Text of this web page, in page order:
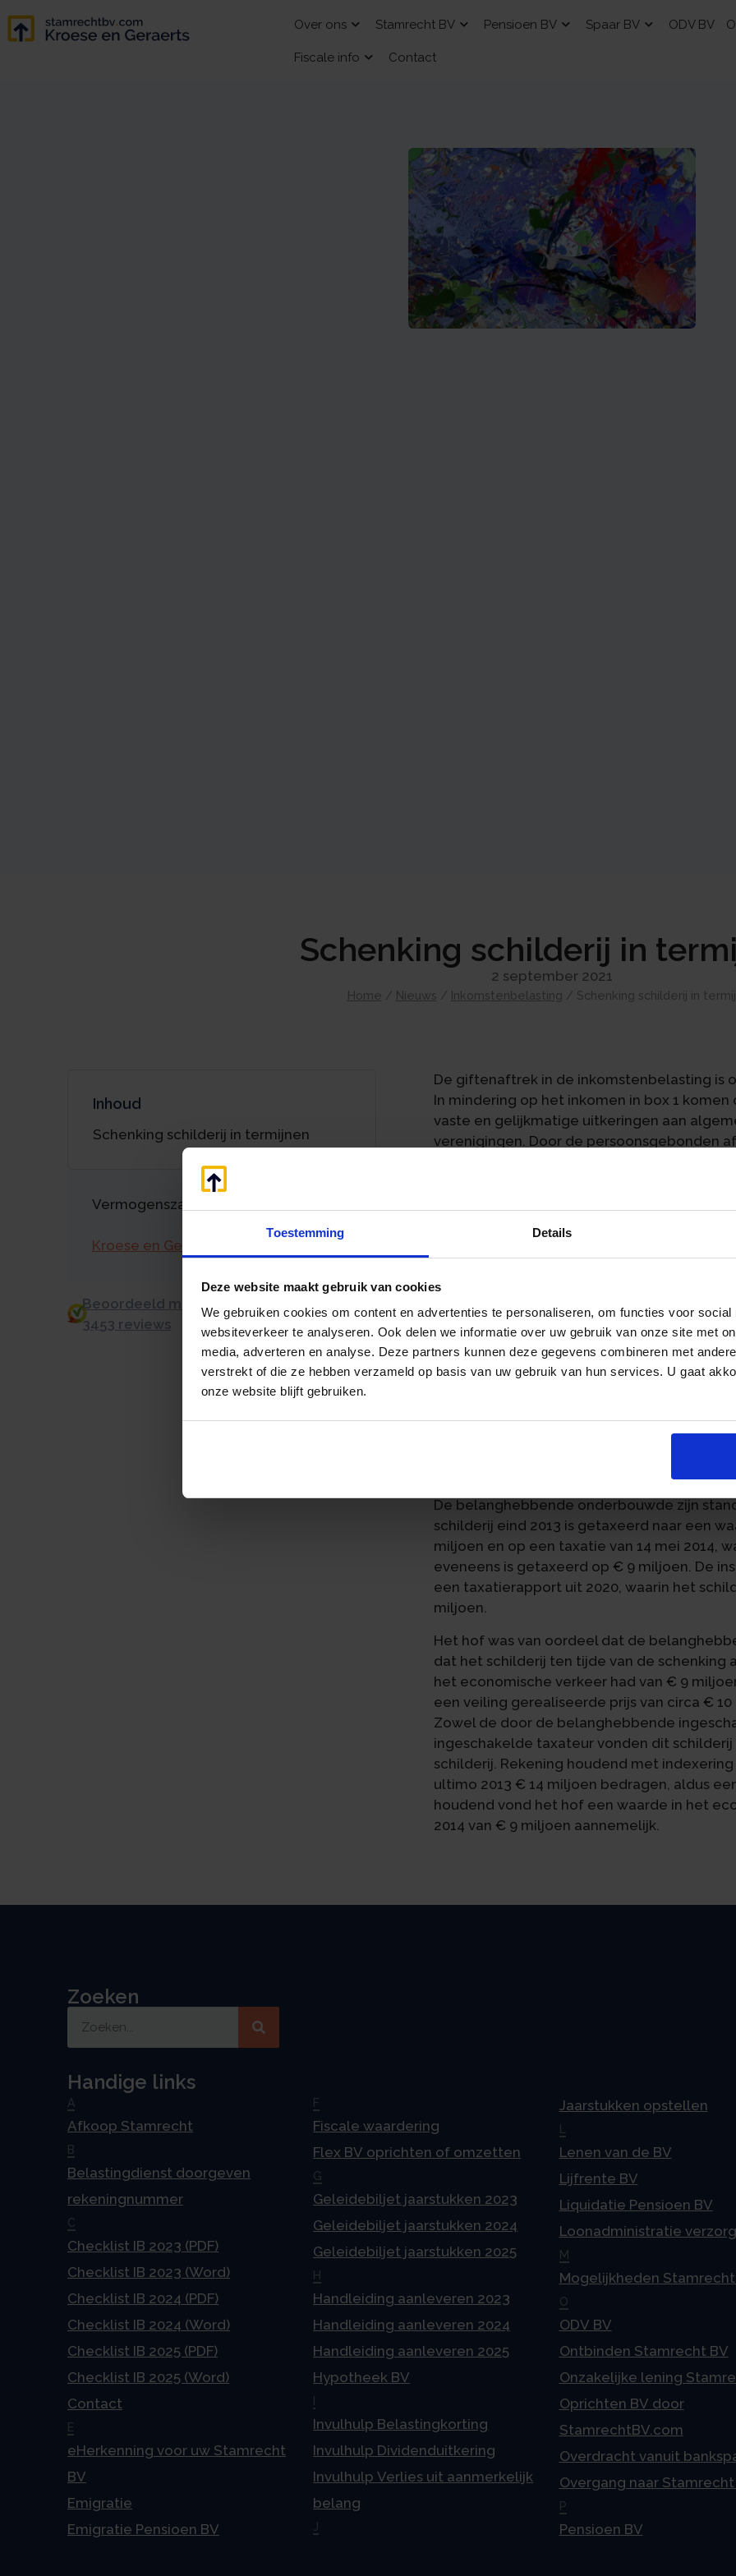
Toestemming Details
Deze website maakt gebruik van cookies
We gebruiken cookies om content en advertenties te personaliseren, om functies voor social
websiteverkeer te analyseren. Ook delen we informatie over uw gebruik van onze site met
media, adverteren en analyse. Deze partners kunnen deze gegevens combineren met
verstrekt of die ze hebben verzameld op basis van uw gebruik van hun services. U gaat
onze website blijft gebruiken.
Over ons Stamrecht BV Pensioen BV Spaar BV ODV BV
Fiscale info Contact
Schenking schilderij in
2 september 2021
Home / Nieuws / Inkomstenbelasting / Schenking schilderij in
Inhoud
Schenking schilderij in termijnen
Vermogenszaken goed regelen?
Kroese en Geraerts
Beoordeeld met een 9.0 uit 10 op basis van
3453 reviews
De giftenaftrek in de inkomstenbelasting is
In mindering op het inkomen in box 1
vaste en gelijkmatige uitkeringen aan
verenigingen. Door de persoonsgebonden
tot nihil. Voor zover de
het inkomen in box 1, vermindert de aftrek
De staatssecretaris van Financiën heeft in
periodieke giften in natura op dezelfde
Volgens de staatssecretaris valt de
eigendomsrecht daarvan jaarlijks in gelijke
giften in natura. Een voorbeeld hiervan is
gedeelte in eigendom aan een museum
voor de toepassing van de giftenaftrek
verkeer.
In een procedure voor Hof Arnhem-
regeling voor periodieke giften
bepleitte een waarde ten tijde van de
inspecteur meende dat de waarde niet
De belanghebbende onderbouwde zijn
schilderij eind 2013 is getaxeerd naar een
miljoen en op een taxatie van 14 mei 2014,
eveneens is getaxeerd op € 9 miljoen. De
een taxatierapport uit 2020, waarin het
miljoen.
Het hof was van oordeel dat de
dat het schilderij ten tijde van de schenking
het economische verkeer had van € 9
een veiling gerealiseerde prijs van circa €
Zowel de door de belanghebbende
ingeschakelde taxateur vonden dit
schilderij. Rekening houdend met
ultimo 2013 € 14 miljoen bedragen, aldus
houdend vond het hof een waarde in het
2014 van € 9 miljoen aannemelijk.
Zoeken
Handige links
A
Afkoop Stamrecht
B
Belastingdienst doorgeven
rekeningnummer
C
Checklist IB 2023 (PDF)
Checklist IB 2023 (Word)
Checklist IB 2024 (PDF)
Checklist IB 2024 (Word)
Checklist IB 2025 (PDF)
Checklist IB 2025 (Word)
Contact
E
eHerkenning voor uw Stamrecht
BV
Emigratie
Emigratie Pensioen BV
F
Fiscale waardering
Flex BV oprichten of omzetten
G
Geleidebiljet jaarstukken 2023
Geleidebiljet jaarstukken 2024
Geleidebiljet jaarstukken 2025
H
Handleiding aanleveren 2023
Handleiding aanleveren 2024
Handleiding aanleveren 2025
Hypotheek BV
Invulhulp Belastingkorting
Invulhulp Dividenduitkering
Invulhulp Verlies uit aanmerkelijk
belang
J
Jaarstukken opstellen
L
Lenen van de BV
Lijfrente BV
Liquidatie Pensioen BV
Loonadministratie
M
Mogelijkheden Stamrecht
O
ODV BV
Ontbinden Stamrecht BV
Onzakelijke lening
Oprichten BV door
StamrechtBV.com
Overdracht vanuit
Overgang naar Stamrecht
P
Pensioen BV